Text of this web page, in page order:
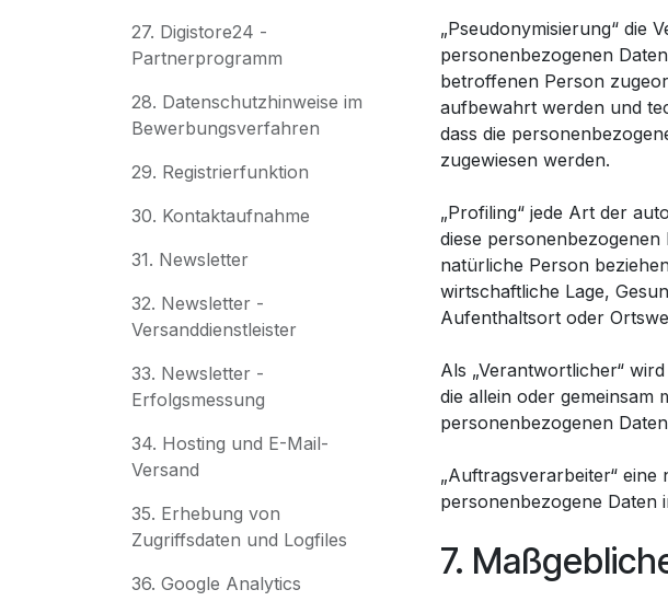
27. Digistore24 -
Partnerprogramm
28. Datenschutzhinweise im
Bewerbungsverfahren
29. Registrierfunktion
30. Kontaktaufnahme
31. Newsletter
32. Newsletter -
Versanddienstleister
33. Newsletter -
Erfolgsmessung
34. Hosting und E-Mail-
Versand
35. Erhebung von
Zugriffsdaten und Logfiles
36. Google Analytics
„Pseudonymisierung“ die
personenbezogenen
betroffenen Person
aufbewahrt werden und
dass die
zugewiesen werden.
„Profiling“ jede Art der
diese
natürliche Person
wirtschaftliche Lage,
Aufenthaltsort oder
Als „Verantwortlicher“
die allein oder gemeinsam
personenbezogenen
„Auftragsverarbeiter“
personenbezogene Daten
7.